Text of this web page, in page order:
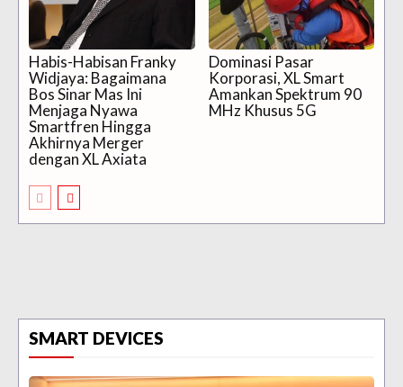
Habis-Habisan Franky
Widjaya: Bagaimana
Bos Sinar Mas Ini
Menjaga Nyawa
Smartfren Hingga
Akhirnya Merger
dengan XL Axiata
Dominasi Pasar
Korporasi, XL Smart
Amankan Spektrum 90
MHz Khusus 5G
SMART DEVICES